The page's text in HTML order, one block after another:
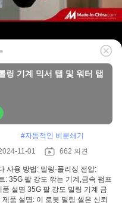
링 기계 믹서 탭 및 워터 탭
#자동적인 비분쇄기
11-01 662 의견
사용 방법: 밀링·폴리싱 전압:
: 35G 팔 강도 깎는 기계,금속 펌프
설명 35G 팔 강도 밀링 기계 금
품 설명: 이 로봇 밀링 셀은 신뢰